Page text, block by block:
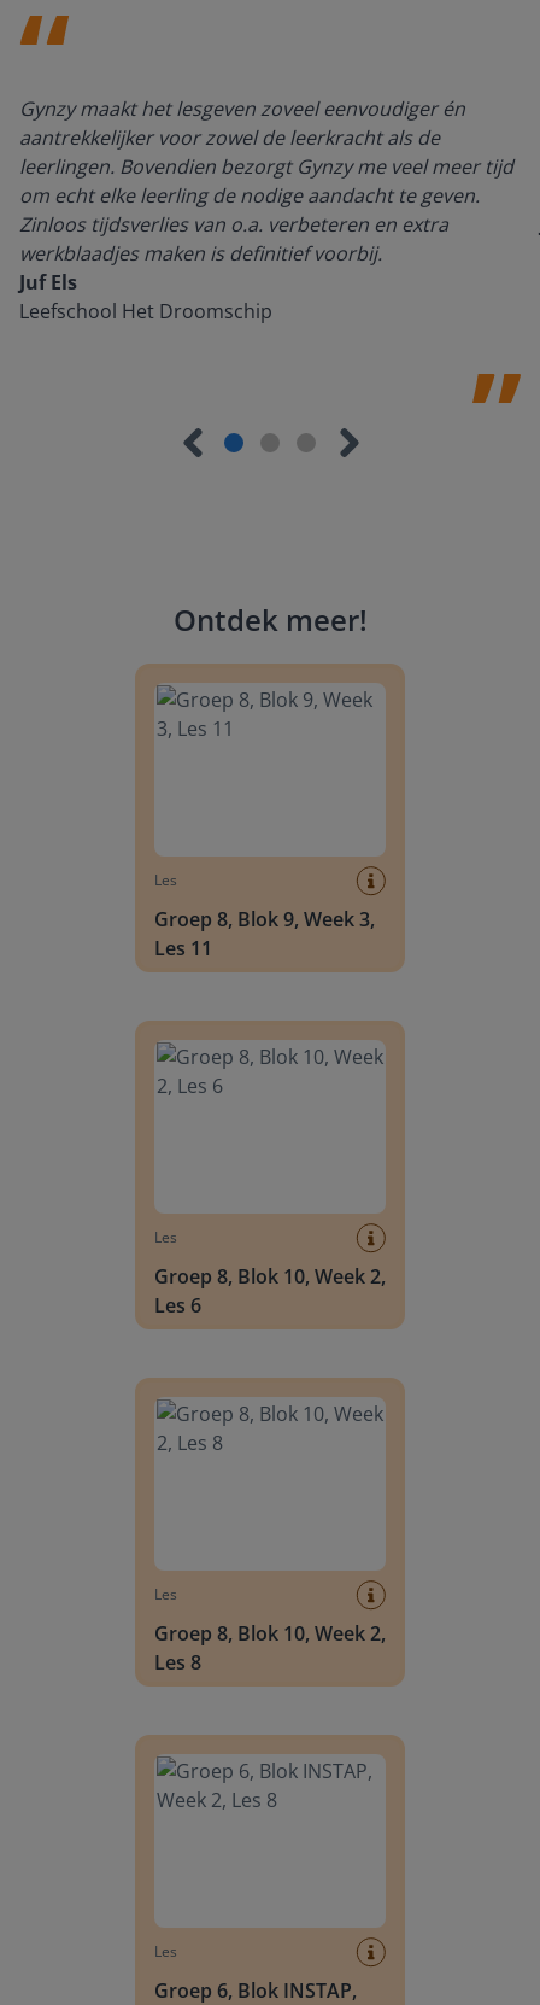
Gynzy maakt het lesgeven zoveel eenvoudiger én
aantrekkelijker voor zowel de leerkracht als de
leerlingen. Bovendien bezorgt Gynzy me veel meer tijd
om echt elke leerling de nodige aandacht te geven.
Zinloos tijdsverlies van o.a. verbeteren en extra
werkblaadjes maken is definitief voorbij.
Juf Els
Leefschool Het Droomschip
Ontdek meer!
Les
Groep 8, Blok 9, Week 3,
Les 11
Les
Groep 8, Blok 10, Week 2,
Les 6
Les
Groep 8, Blok 10, Week 2,
Les 8
Les
Groep 6, Blok INSTAP,